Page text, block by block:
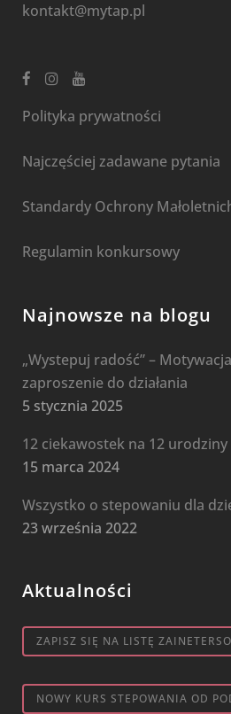
kontakt@mytap.pl
Polityka prywatności
Najczęściej zadawane pytania
Standardy Ochrony
Regulamin konkursowy
Najnowsze na blogu
„Wystepuj radość” –
zaproszenie do działania
5 stycznia 2025
12 ciekawostek na 12 urodziny
15 marca 2024
Wszystko o stepowaniu dla
23 września 2022
Aktualności
ZAPISZ SIĘ NA LISTĘ
NOWY KURS STEPOWANIA OD